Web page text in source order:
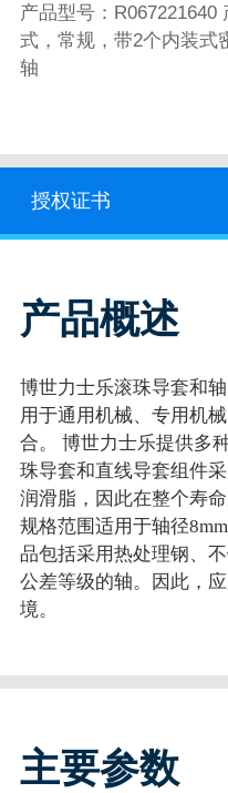
产品型号：R067221640
式，常规，带2个内装式
轴
授权证书
产品概述
博世力士乐滚珠导套和
用于通用机械、专用机
合。 博世力士乐提供多
珠导套和直线导套组件
润滑脂，因此在整个寿
规格范围适用于轴径
品包括采用热处理钢、
公差等级的轴。因此，
境。
主要参数